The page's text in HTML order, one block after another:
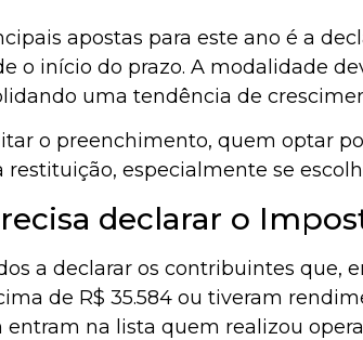
apostas para este ano é a
o início do prazo. A modalidade
uma tendência de
o preenchimento, quem optar
restituição, especialmente se
declarar o
a declarar os contribuintes que,
de R$ 35.584 ou tiveram
entram na lista quem realizou